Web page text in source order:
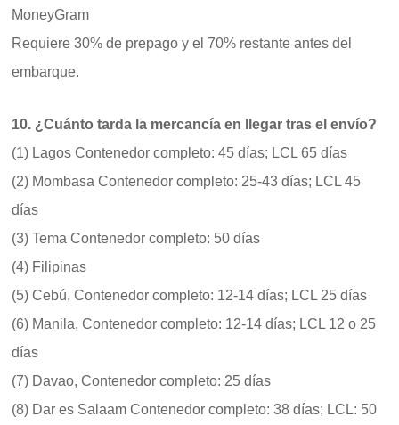
MoneyGram
Requiere 30% de prepago y el 70% restante antes del
embarque.
10. ¿Cuánto tarda la mercancía en llegar tras el envío?
(1) Lagos Contenedor completo: 45 días; LCL 65 días
(2) Mombasa Contenedor completo: 25-43 días; LCL 45
días
(3) Tema Contenedor completo: 50 días
(4) Filipinas
(5) Cebú, Contenedor completo: 12-14 días; LCL 25 días
(6) Manila, Contenedor completo: 12-14 días; LCL 12 o 25
días
(7) Davao, Contenedor completo: 25 días
(8) Dar es Salaam Contenedor completo: 38 días; LCL: 50